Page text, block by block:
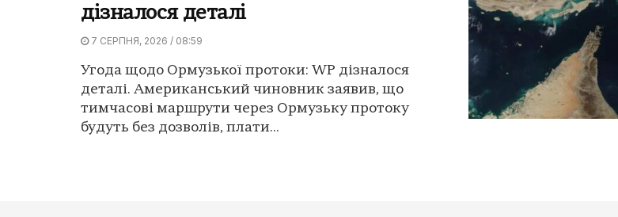
дізналося деталі
7 СЕРПНЯ, 2026 / 08:59
Угода щодо Ормузької протоки: WP дізналося
деталі. Американський чиновник заявив, що
тимчасові маршрути через Ормузьку протоку
будуть без дозволів, плати...